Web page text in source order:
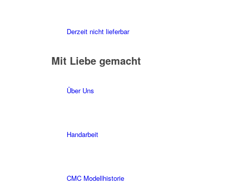
Derzeit nicht lieferbar
Mit Liebe gemacht
Über Uns
Handarbeit
CMC Modellhistorie